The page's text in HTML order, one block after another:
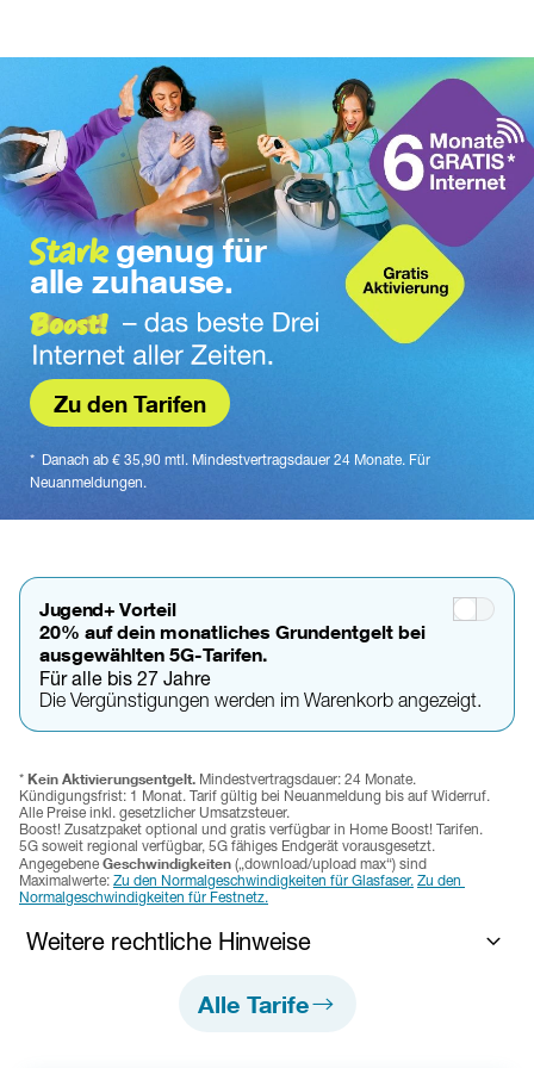
Starkgenug für
alle zuhause.
Zu den Tarifen
*  Danach ab € 35,90 mtl. Mindestvertragsdauer 24 Monate. Für
Neuanmeldungen.
20% auf dein monatliches Grundentgelt bei
ausgewählten 5G-Tarifen.
Jugend+ Vorteil
Die Vergünstigungen werden im Warenkorb angezeigt.
Für alle bis 27 Jahre
* Kein Aktivierungsentgelt.
Kündigungsfrist: 1 Monat.
Alle Preise inkl. gesetzlicher Umsatzsteuer.
Boost! Zusatzpaket optional und gratis verfügbar in Home Boost! Tarifen.
5G soweit regional verfügbar, 5G fähiges Endgerät vorausgesetzt.
Angegebene Geschwindigkeiten („download/upload max“) sind
Maximalwerte: Zu den Normalgeschwindigkeiten für Glasfaser. Zu den
Normalgeschwindigkeiten für Festnetz.
Weitere rechtliche Hinweise
Zusatzvorteil, der ausschließlich in ausgewählten Tarifen mit 5G-
Alle Tarife